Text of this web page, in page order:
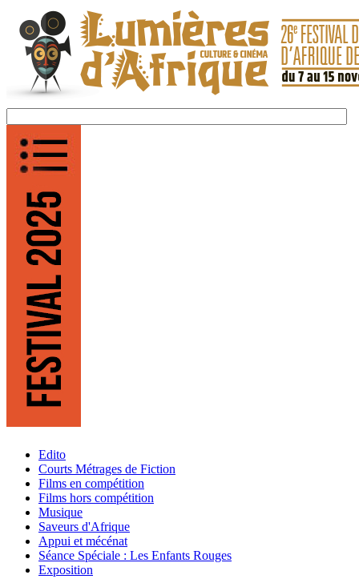
Edito
Courts Métrages de Fiction
Films en compétition
Films hors compétition
Musique
Saveurs d'Afrique
Appui et mécénat
Séance Spéciale : Les Enfants Rouges
Exposition